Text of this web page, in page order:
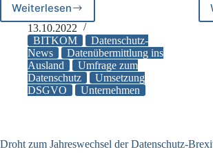
Weiterlesen
Bitkom:
Umfrage
zur
DSGVO
13.10.2022
BITKOM
Datenschutz-
News
Datenübermittlung ins
Ausland
Umfrage zum
Datenschutz
Umsetzung
DSGVO
Unternehmen
Droht zum Jahreswechsel der Datenschutz-